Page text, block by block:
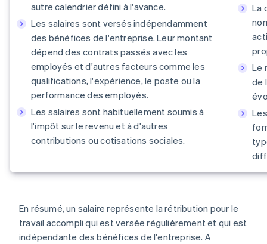
autre calendrier défini à l'avance.
Les salaires sont versés indépendamment
des bénéfices de l'entreprise. Leur montant
dépend des contrats passés avec les
employés et d'autres facteurs comme les
qualifications, l'expérience, le poste ou la
performance des employés.
Les salaires sont habituellement soumis à
l'impôt sur le revenu et à d'autres
contributions ou cotisations sociales.
La
Le
de
En résumé, un salaire représente la rétribution pour le
travail accompli qui est versée régulièrement et qui est
indépendante des bénéfices de l'entreprise. A